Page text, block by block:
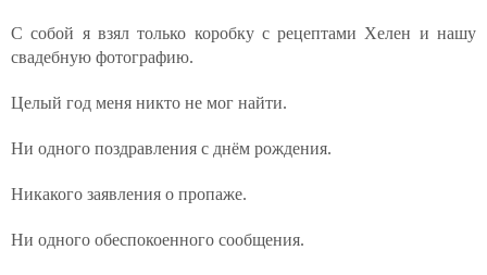
С собой я взял только коробку с рецептами Хелен и нашу
свадебную фотографию.
Целый год меня никто не мог найти.
Ни одного поздравления с днём рождения.
Никакого заявления о пропаже.
Ни одного обеспокоенного сообщения.